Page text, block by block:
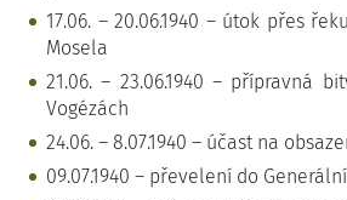
17.06. – 20.06.1940 – útok přes
Mosela
21.06. – 23.06.1940 – přípravná
Vogézách
24.06. – 8.07.1940 – účast na
09.07.1940 – převelení do